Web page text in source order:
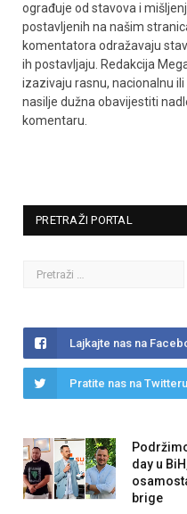
ograđuje od stavova i
postavljenih na našim
komentatora odražavaju
ih postavljaju. Redakcija
izazivaju rasnu, nacionalnu
nasilje dužna obavijestiti
komentaru.
PRETRAŽI PORTAL
Lajkajte nas na
Pratite nas na Twitteru
day u
brige